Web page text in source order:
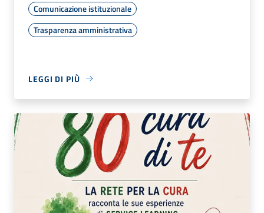
Comunicazione istituzionale
Trasparenza amministrativa
LEGGI DI PIÙ